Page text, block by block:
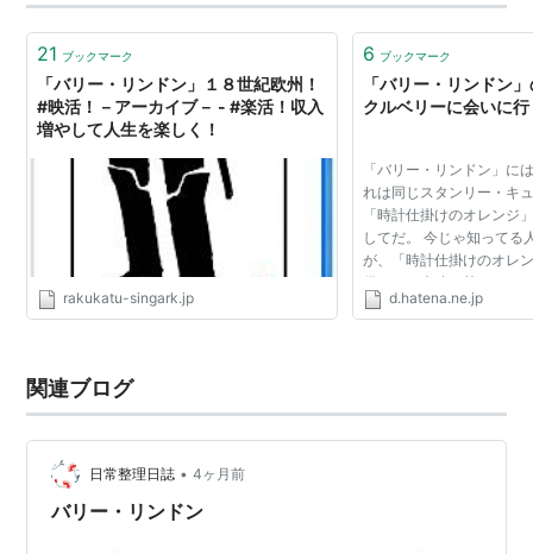
術的評価は非常に高く、アカデミー賞を4部門で受賞し
ている。
尚、アイリッシュ・バンドのチーフタンズは、本作で注
アカデミー賞
撮影賞
編曲賞
衣装デザイン賞
監督賞
脚色賞
とし…
21 ブックマーク
「バリー・リンドン」１８世紀欧州！
#映活！－アーカイブ－ - #楽活！収入
増やして人生を楽しく！
rakukatu-singark.jp
6 ブックマーク
「バリー・リンドン
クルベリーに会いに
「バリー・リンドン」に
れは同じスタンリー・キ
「時計仕掛けのオレンジ
してだ。 今じゃ知ってる
が、「時計仕掛けのオレ
供の頃は上映が禁じられ
分からない。何度か聞い
d.hatena.ne.jp
関連ブログ
日常整理日誌 • 4ヶ月前
バリー・リンドン